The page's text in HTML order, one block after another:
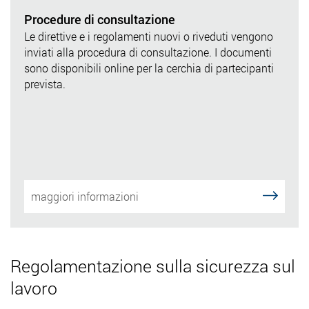
Procedure di consultazione
Le direttive e i regolamenti nuovi o riveduti vengono
inviati alla procedura di consultazione. I documenti
sono disponibili online per la cerchia di partecipanti
prevista.
maggiori informazioni
Regolamentazione sulla sicurezza sul
lavoro